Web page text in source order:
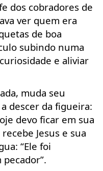
dos cobradores de
ver quem era
de boa
subindo numa
e aliviar
muda seu
descer da figueira:
devo ficar em sua
Jesus e sua
: “Ele foi